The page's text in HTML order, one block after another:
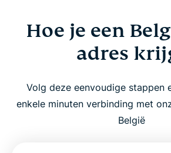
Hoe je een
adres
Volg deze eenvoudige stappen
enkele minuten verbinding met
België